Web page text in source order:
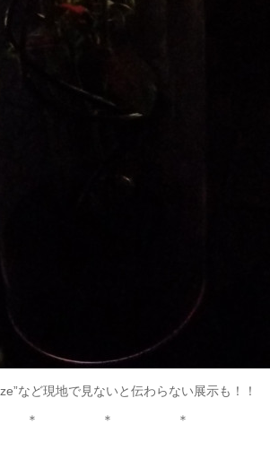
など現地で見ないと伝わらない展示も！！
＊ ＊ ＊